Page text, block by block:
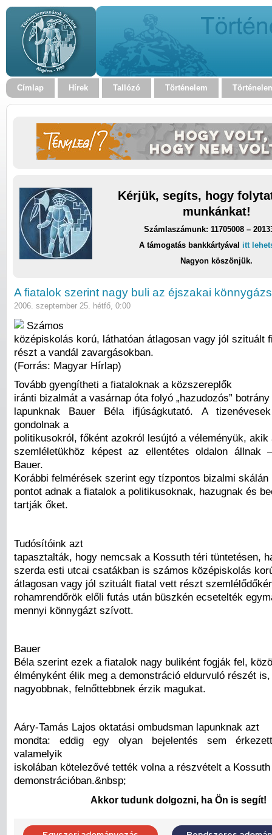
Címlap Hírek Tallózó Történelem
Kérjük, segíts, hogy
munkánkat!
Számlaszámunk: 11705008 –
A támogatás bankkártyával itt
Nagyon köszönjük.
A fiatalok szerint nagy buli az éjszakai
2006. szeptember 25. hétfő, 0:00
Számos
középiskolás korú, láthatóan átlagosan vagy jól szituált
részt a vandál zavargásokban.
(Forrás: Magyar Hírlap)
Tovább gyengítheti a fiataloknak a közszereplők
iránti bizalmát a vasárnap óta folyó „hazudozós”
lapunknak Bauer Béla ifjúságkutató. A
gondolnak a
politikusokról, főként azokról lesújtó a véleményük, akik
szemléletükhöz képest az ellentétes oldalon állnak
Bauer.
Korábbi felmérések szerint egy tízpontos bizalmi skálán
pontot adnak a fiatalok a politikusoknak, hazugnak és
tartják őket.
Tudósítóink azt
tapasztalták, hogy nemcsak a Kossuth téri tüntetésen,
szerda esti utcai csatákban is számos középiskolás
átlagosan vagy jól szituált fiatal vett részt
rohamrendőrök előli futás után büszkén ecsetelték
mennyi könnygázt szívott.
Bauer
Béla szerint ezek a fiatalok nagy buliként fogják fel,
élményként élik meg a demonstráció eldurvuló részét
nagyobbnak, felnőttebbnek érzik magukat.
Aáry-Tamás Lajos oktatási ombudsman lapunknak azt
mondta: eddig egy olyan bejelentés sem
valamelyik
iskolában kötelezővé tették volna a részvételt a
demonstrációban.&nbsp;
Akkor tudunk dolgozni, ha Ön is segít!